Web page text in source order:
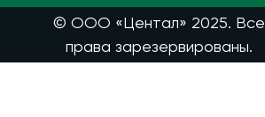
© ООО «Центал» 2025. Все
права зарезервированы.